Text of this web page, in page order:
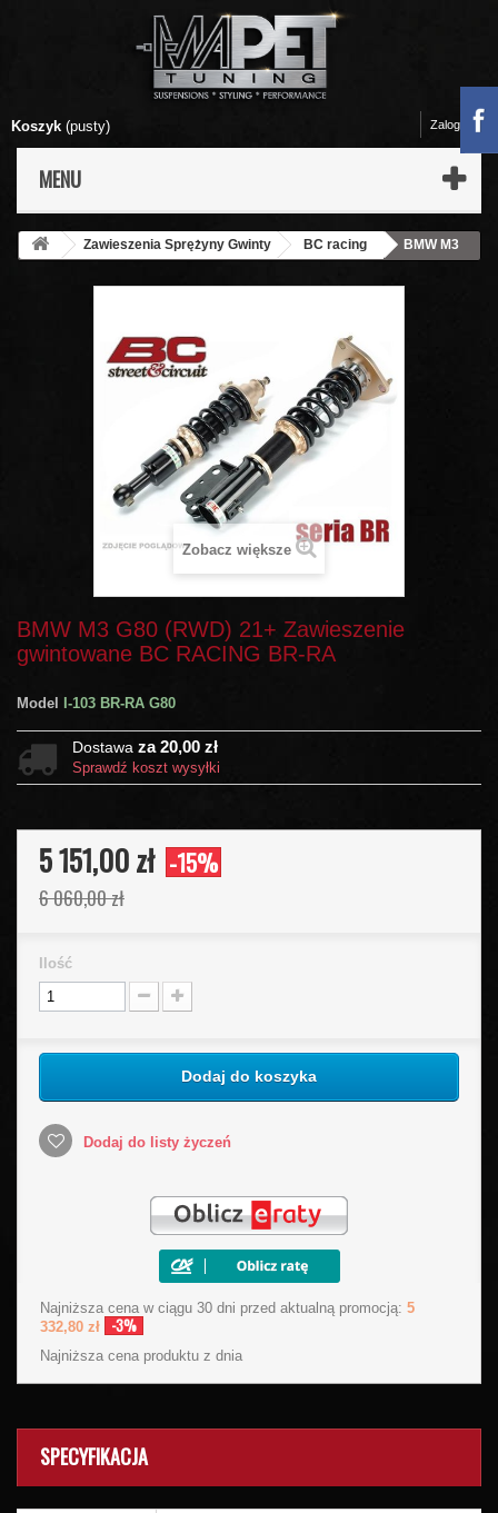
Koszyk (pusty)
MENU
Zaloguj się
Zawieszenia Sprężyny Gwinty BC racing
BMW M3
Zobacz większe
BMW M3 G80 (RWD) 21+ Zawieszenie
gwintowane BC RACING BR-RA
Model I-103 BR-RA G80
Dostawa za 20,00 zł
Sprawdź koszt wysyłki
5 151,00 zł -15%
6 060,00 zł
Ilość
Dodaj do koszyka
Dodaj do listy życzeń
Najniższa cena w ciągu 30 dni przed aktualną promocją: 5
332,80 zł
-3%
Najniższa cena produktu z dnia
SPECYFIKACJA